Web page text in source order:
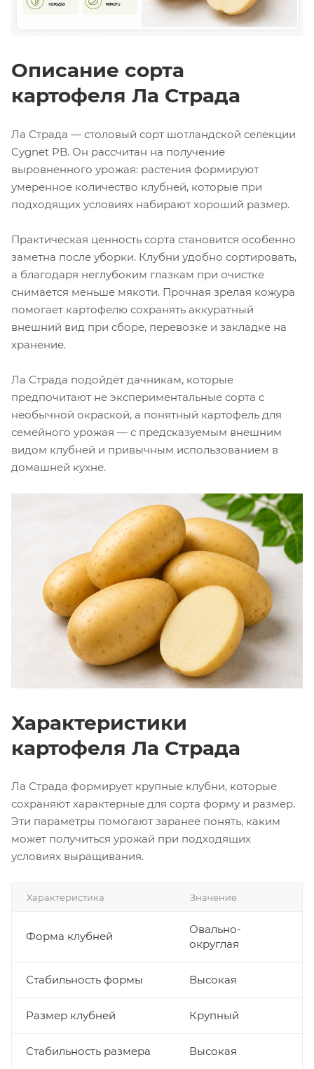
Описание сорта
картофеля Ла Страда
Ла Страда — столовый сорт шотландской селекции
Cygnet PB. Он рассчитан на получение
выровненного урожая: растения формируют
умеренное количество клубней, которые при
подходящих условиях набирают хороший размер.
Практическая ценность сорта становится особенно
заметна после уборки. Клубни удобно сортировать,
а благодаря неглубоким глазкам при очистке
снимается меньше мякоти. Прочная зрелая кожура
помогает картофелю сохранять аккуратный
внешний вид при сборе, перевозке и закладке на
хранение.
Ла Страда подойдёт дачникам, которые
предпочитают не экспериментальные сорта с
необычной окраской, а понятный картофель для
семейного урожая — с предсказуемым внешним
видом клубней и привычным использованием в
домашней кухне.
Характеристики
картофеля Ла Страда
Ла Страда формирует крупные клубни, которые
сохраняют характерные для сорта форму и размер.
Эти параметры помогают заранее понять, каким
может получиться урожай при подходящих
условиях выращивания.
Характеристика Значение
Форма клубней
Овально-
округлая
Стабильность формы Высокая
Размер клубней Крупный
Стабильность размера Высокая